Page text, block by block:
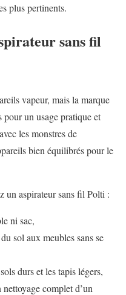
plus pertinents.
sans fil
vapeur, mais la marque
pour un usage pratique et
les monstres de
bien équilibrés pour le
un aspirateur sans fil Polti :
ni sac,
sol aux meubles sans se
durs et les tapis légers,
complet d’un